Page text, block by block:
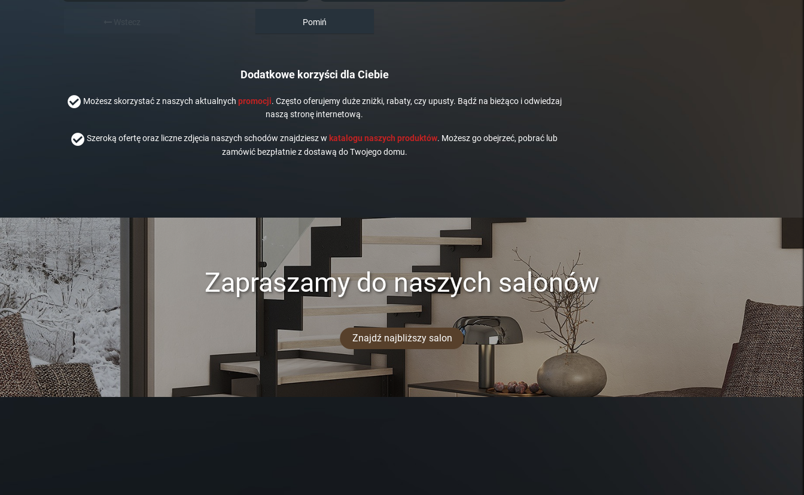
Pomiń
Dodatkowe korzyści dla Ciebie
Możesz skorzystać z naszych aktualnych promocji. Często oferujemy duże zniżki, rabaty, czy upusty. Bądź na bieżąco i odwiedzaj
naszą stronę internetową.
Szeroką ofertę oraz liczne zdjęcia naszych schodów znajdziesz w katalogu naszych produktów. Możesz go obejrzeć, pobrać lub
zamówić bezpłatnie z dostawą do Twojego domu.
Zapraszamy do naszych salonów
Znajdź najbliższy salon